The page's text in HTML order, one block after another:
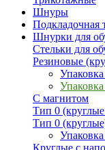
Шнуры
Подкладочная
Шнурки для
Стельки для
Резиновые
С магнитом
Тип 0
Тип 0
Круглые с